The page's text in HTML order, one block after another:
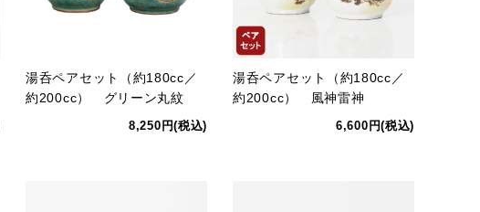
湯呑ペアセット（約180cc／
約200cc） グリーン丸紋
8,250円(税込)
湯呑ペアセット（約180cc／
約200cc） 風神雷神
6,600円(税込)